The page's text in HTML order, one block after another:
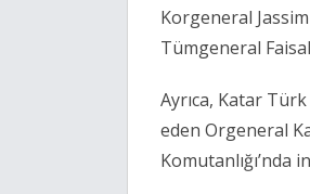
Korgeneral
Tümgeneral
Ayrıca, Katar
eden Orgeneral
Komutanlığı’nda